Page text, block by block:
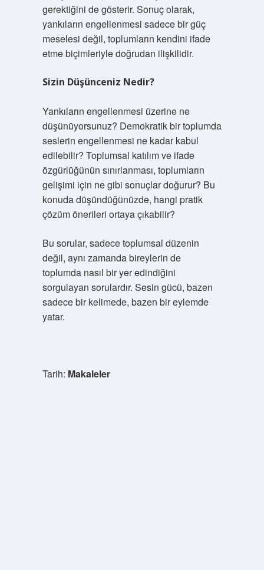
gerektiğini de gösterir. Sonuç olarak,
yankıların engellenmesi sadece bir güç
meselesi değil, toplumların kendini ifade
etme biçimleriyle doğrudan ilişkilidir.
Sizin Düşünceniz Nedir?
Yankıların engellenmesi üzerine ne
düşünüyorsunuz? Demokratik bir toplumda
seslerin engellenmesi ne kadar kabul
edilebilir? Toplumsal katılım ve ifade
özgürlüğünün sınırlanması, toplumların
gelişimi için ne gibi sonuçlar doğurur? Bu
konuda düşündüğünüzde, hangi pratik
çözüm önerileri ortaya çıkabilir?
Bu sorular, sadece toplumsal düzenin
değil, aynı zamanda bireylerin de
toplumda nasıl bir yer edindiğini
sorgulayan sorulardır. Sesin gücü, bazen
sadece bir kelimede, bazen bir eylemde
yatar.
Tarih: Makaleler